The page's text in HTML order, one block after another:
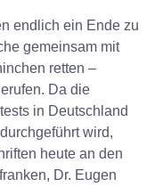
endlich ein Ende zu
gemeinsam mit
retten –
Da die
in Deutschland
wird,
heute an den
Dr. Eugen